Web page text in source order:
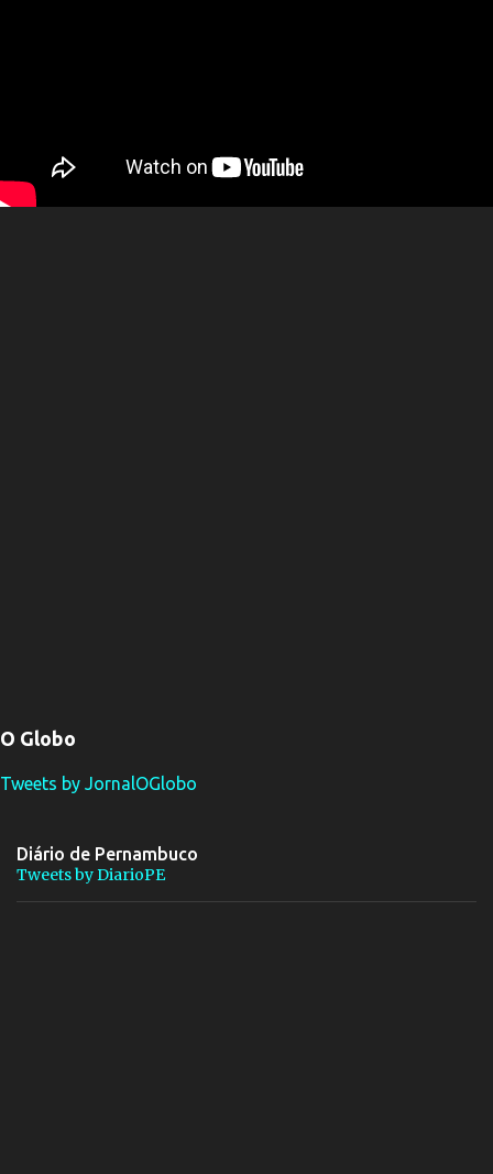
O Globo
Tweets by JornalOGlobo
Diário de Pernambuco
Tweets by DiarioPE